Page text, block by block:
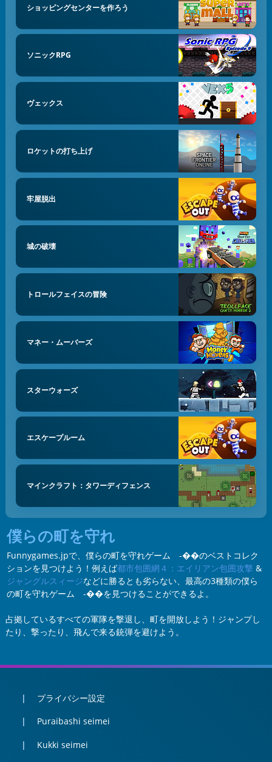
ショッピングセンターを作ろう
ソニックRPG
ヴェックス
ロケットの打ち上げ
牢屋脱出
城の破壊
トロールフェイスの冒険
マネー・ムーバーズ
スターウォーズ
エスケープルーム
マインクラフト：タワーディフェンス
僕らの町を守れ
Funnygames.jpで、僕らの町を守れゲーム -��のベストコレク
ションを見つけよう！例えば都市包囲網４：エイリアン包囲攻撃 &
ジャングルスィージなどに勝るとも劣らない、最高の3種類の僕ら
の町を守れゲーム -��を見つけることができるよ。
占拠しているすべての軍隊を撃退し、町を開放しよう！ジャンプし
たり、撃ったり、飛んで来る銃弾を避けよう。
プライバシー設定
Puraibashi seimei
Kukki seimei